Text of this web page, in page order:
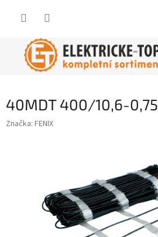
40MDT 400/10,6-0,75
Značka: FENIX